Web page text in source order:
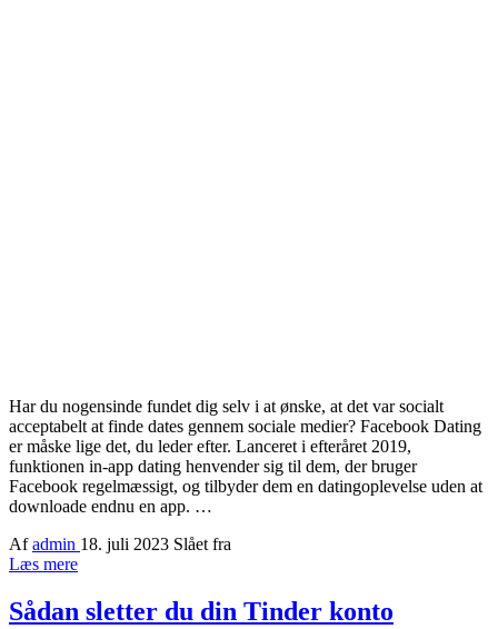
Har du nogensinde fundet dig selv i at ønske, at det var socialt
acceptabelt at finde dates gennem sociale medier? Facebook Dating
er måske lige det, du leder efter. Lanceret i efteråret 2019,
funktionen in-app dating henvender sig til dem, der bruger
Facebook regelmæssigt, og tilbyder dem en datingoplevelse uden at
downloade endnu en app. …
Af admin 18. juli 2023 Slået fra
Læs mere
Sådan sletter du din Tinder konto